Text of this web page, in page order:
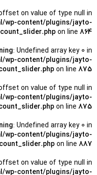
on value of type null in
wp-content/plugins/jayto-
on line 864
: Undefined array key 0 in
wp-content/plugins/jayto-
on line 875
on value of type null in
wp-content/plugins/jayto-
on line 875
: Undefined array key 0 in
wp-content/plugins/jayto-
on line 887
on value of type null in
wp-content/plugins/jayto-